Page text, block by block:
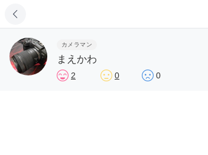
カメラマン
まえかわ
2 0 0